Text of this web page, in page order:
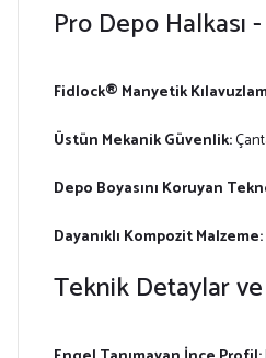
Pro Depo Halkası
Fidlock® Manyetik
Üstün Mekanik Güvenlik:
Depo Boyasını Koruyan
Dayanıklı Kompozit Malzeme:
Teknik Detaylar